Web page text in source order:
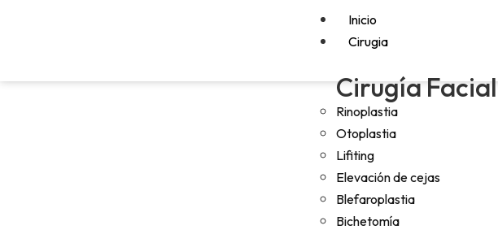
Inicio
Cirugia
Cirugía Facial
Rinoplastia
Otoplastia
Lifiting
Elevación de cejas
Blefaroplastia
Bichetomía